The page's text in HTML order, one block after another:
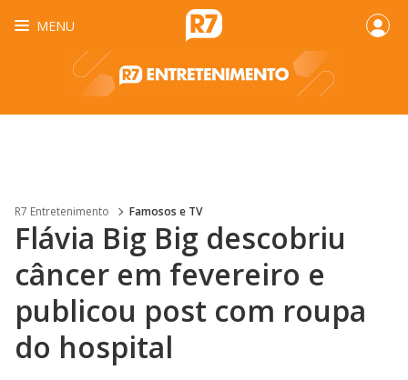
MENU
R7 Entretenimento Famosos e TV
Flávia Big Big descobriu
câncer em fevereiro e
publicou post com roupa
do hospital